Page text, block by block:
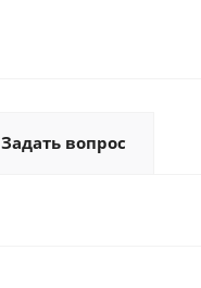
Задать вопрос